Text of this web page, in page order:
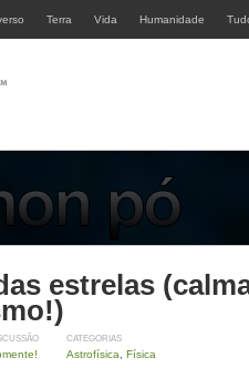
Terra Vida Humanidade
estrelas
CATEGORIAS
Astrofísica Física